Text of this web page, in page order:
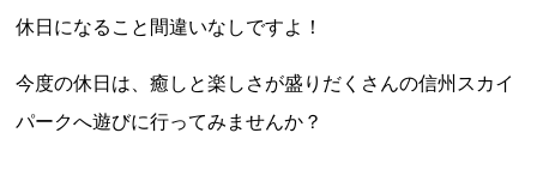
休日になること間違いなしですよ！
今度の休日は、癒しと楽しさが盛りだくさんの信州スカイ
パークへ遊びに行ってみませんか？